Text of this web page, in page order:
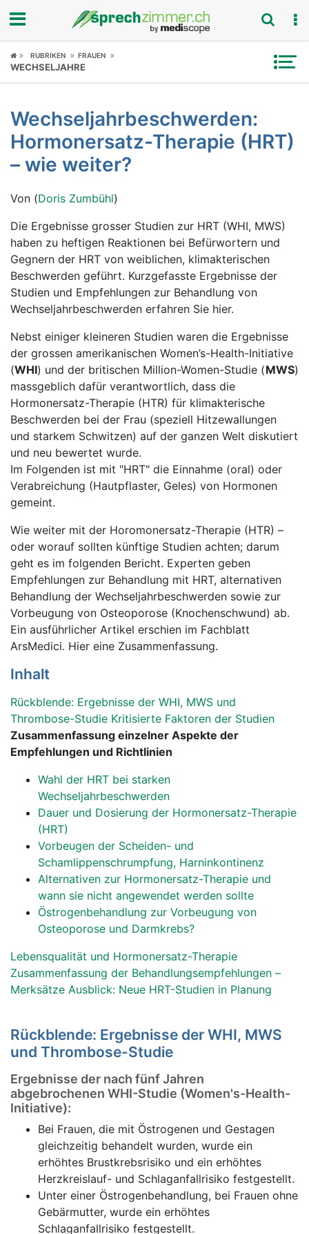
Fokus
Symptome
Untersuchungen
News
Ratgeber
Rubriken
RUBRIKEN FRAUEN
WECHSELJAHRE
Wechseljahrbeschwerden:
Hormonersatz-Therapie (HRT)
– wie weiter?
Von (Doris Zumbühl)
Die Ergebnisse grosser Studien zur HRT (WHI, MWS)
haben zu heftigen Reaktionen bei Befürwortern und
Gegnern der HRT von weiblichen, klimakterischen
Beschwerden geführt. Kurzgefasste Ergebnisse der
Studien und Empfehlungen zur Behandlung von
Wechseljahrbeschwerden erfahren Sie hier.
Nebst einiger kleineren Studien waren die Ergebnisse
der grossen amerikanischen Women’s-Health-Initiative
(WHI) und der britischen Million-Women-Studie (MWS)
massgeblich dafür verantwortlich, dass die
Hormonersatz-Therapie (HTR) für klimakterische
Beschwerden bei der Frau (speziell Hitzewallungen
und starkem Schwitzen) auf der ganzen Welt diskutiert
und neu bewertet wurde.
Im Folgenden ist mit "HRT" die Einnahme (oral) oder
Verabreichung (Hautpflaster, Geles) von Hormonen
gemeint.
Wie weiter mit der Horomonersatz-Therapie (HTR) –
oder worauf sollten künftige Studien achten; darum
geht es im folgenden Bericht. Experten geben
Empfehlungen zur Behandlung mit HRT, alternativen
Behandlung der Wechseljahrbeschwerden sowie zur
Vorbeugung von Osteoporose (Knochenschwund) ab.
Ein ausführlicher Artikel erschien im Fachblatt
ArsMedici. Hier eine Zusammenfassung.
Inhalt
Rückblende: Ergebnisse der WHI, MWS und
Thrombose-Studie Kritisierte Faktoren der Studien
Zusammenfassung einzelner Aspekte der
Empfehlungen und Richtlinien
Wahl der HRT bei starken
Wechseljahrbeschwerden
Dauer und Dosierung der Hormonersatz-Therapie
(HRT)
Vorbeugen der Scheiden- und
Schamlippenschrumpfung, Harninkontinenz
Alternativen zur Hormonersatz-Therapie und
wann sie nicht angewendet werden sollte
Östrogenbehandlung zur Vorbeugung von
Osteoporose und Darmkrebs?
Lebensqualität und Hormonersatz-Therapie
Zusammenfassung der Behandlungsempfehlungen –
Merksätze Ausblick: Neue HRT-Studien in Planung
Rückblende: Ergebnisse der WHI, MWS
und Thrombose-Studie
Ergebnisse der nach fünf Jahren
abgebrochenen WHI-Studie (Women's-Health-
Initiative):
Bei Frauen, die mit Östrogenen und Gestagen
gleichzeitig behandelt wurden, wurde ein
erhöhtes Brustkrebsrisiko und ein erhöhtes
Herzkreislauf- und Schlaganfallrisiko festgestellt.
Unter einer Östrogenbehandlung, bei Frauen ohne
Gebärmutter, wurde ein erhöhtes
Schlaganfallrisiko festgestellt.